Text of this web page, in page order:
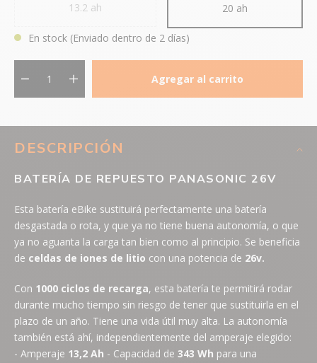
13.2 ah 20 ah
En stock (Enviado dentro de 2 días)
Agregar al carrito
DESCRIPCIÓN
BATERÍA DE REPUESTO PANASONIC 26V
Esta batería eBike sustituirá perfectamente una batería
desgastada o rota, y que ya no tiene buena autonomía, o que
ya no aguanta la carga tan bien como al principio. Se beneficia
de celdas de iones de litio con una potencia de 26v.
Con 1000 ciclos de recarga, esta batería te permitirá rodar
durante mucho tiempo sin riesgo de tener que sustituirla en el
plazo de un año. Tiene una vida útil muy alta. La autonomía
también está ahí, independientemente del amperaje elegido:
- Amperaje 13,2 Ah - Capacidad de 343 Wh para una